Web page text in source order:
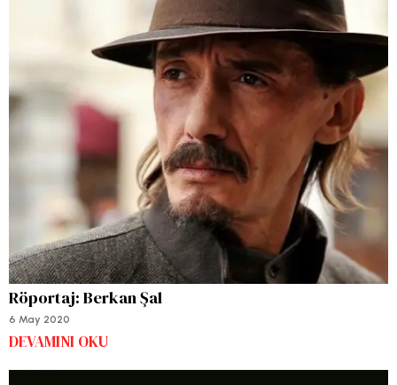
Röportaj: Berkan Şal
6 May 2020
DEVAMINI OKU